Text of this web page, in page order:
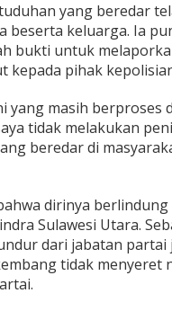
yang beredar
beserta keluarga. Ia
bukti untuk
kepada pihak
yang masih berproses
tidak melakukan
beredar di
dirinya berlindung
Sulawesi Utara.
dari jabatan partai
tidak menyeret